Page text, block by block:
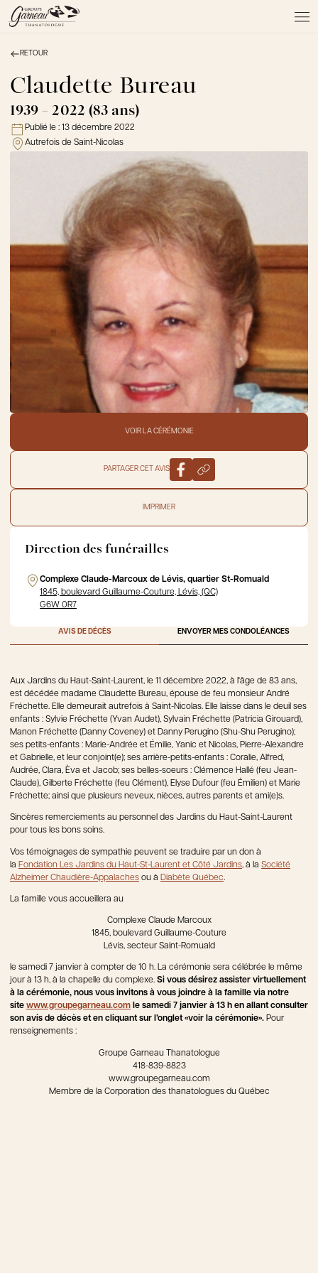
À PROPOS
NOS SERVICES
NOS PRODUITS
NOTRE ÉQUIPE
NOS SALONS
AVIS DE DÉCÈS
FAQ et mythes
Liens utiles
Témoignages
Emplois
Dons
RETOUR
Claudette Bureau
1939 - 2022 (83 ans)
Publié le : 13 décembre 2022
Autrefois de Saint-Nicolas
VOIR LA CÉRÉMONIE
PARTAGER CET AVIS
IMPRIMER
Direction des funérailles
Complexe Claude-Marcoux de Lévis, quartier St-Romuald
1845, boulevard Guillaume-Couture, Lévis, (QC)
G6W 0R7
AVIS DE DÉCÈS ENVOYER MES CONDOLÉANCES
Aux Jardins du Haut-Saint-Laurent, le 11 décembre 2022, à l'âge de 83 ans,
est décédée madame Claudette Bureau, épouse de feu monsieur André
Fréchette. Elle demeurait autrefois à Saint-Nicolas. Elle laisse dans le deuil ses
enfants : Sylvie Fréchette (Yvan Audet), Sylvain Fréchette (Patricia Girouard),
Manon Fréchette (Danny Coveney) et Danny Perugino (Shu-Shu Perugino);
ses petits-enfants : Marie-Andrée et Émilie, Yanic et Nicolas, Pierre-Alexandre
et Gabrielle, et leur conjoint(e); ses arrière-petits-enfants : Coralie, Alfred,
Audrée, Clara, Èva et Jacob; ses belles-soeurs : Clémence Hallé (feu Jean-
Claude), Gilberte Fréchette (feu Clément), Elyse Dufour (feu Émilien) et Marie
Fréchette; ainsi que plusieurs neveux, nièces, autres parents et ami(e)s.
Sincères remerciements au personnel des Jardins du Haut-Saint-Laurent
pour tous les bons soins.
Vos témoignages de sympathie peuvent se traduire par un don à
la Fondation Les Jardins du Haut-St-Laurent et Côté Jardins, à la Société
Alzheimer Chaudière-Appalaches ou à Diabète Québec.
La famille vous accueillera au
Complexe Claude Marcoux
1845, boulevard Guillaume-Couture
Lévis, secteur Saint-Romuald
le samedi 7 janvier à compter de 10 h. La cérémonie sera célébrée le même
jour à 13 h, à la chapelle du complexe. Si vous désirez assister virtuellement
à la cérémonie, nous vous invitons à vous joindre à la famille via notre
site www.groupegarneau.com le samedi 7 janvier à 13 h en allant consulter
son avis de décès et en cliquant sur l’onglet «voir la cérémonie». Pour
renseignements :
Groupe Garneau Thanatologue
418-839-8823
www.groupegarneau.com
Membre de la Corporation des thanatologues du Québec